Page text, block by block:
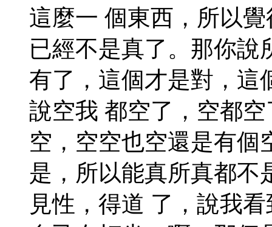
這麼一 個東西，所以
已經不是真了。那你說
有了，這個才是對，這
說空我 都空了，空都
空，空空也空還是有個
是，所以能真所真都不
見性，得道 了，說我